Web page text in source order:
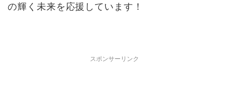
の輝く未来を応援しています！
スポンサーリンク